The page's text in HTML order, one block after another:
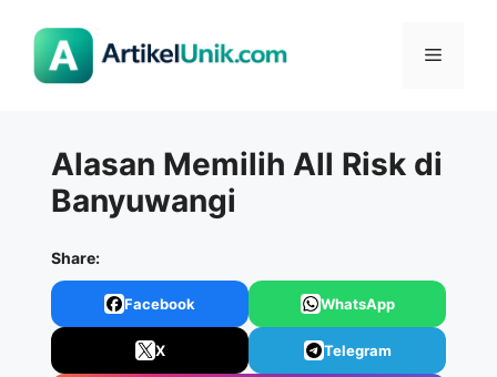
Menu
Alasan Memilih All Risk di
Banyuwangi
Share:
Facebook WhatsApp
X Telegram